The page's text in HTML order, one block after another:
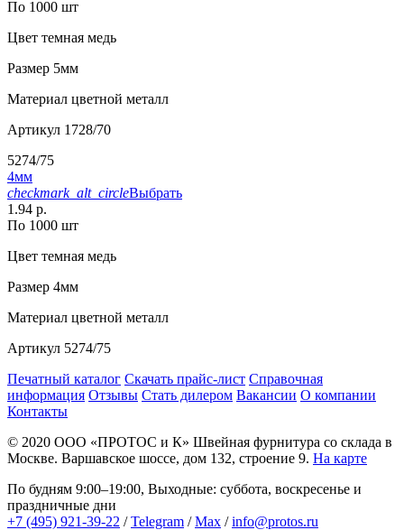
По 1000 шт
Цвет темная медь
Размер 5мм
Материал цветной металл
Артикул 1728/70
5274/75
4мм
checkmark_alt_circleВыбрать
1.94 р.
По 1000 шт
Цвет темная медь
Размер 4мм
Материал цветной металл
Артикул 5274/75
Печатный каталог Скачать прайс-лист Справочная
информация Отзывы Стать дилером Вакансии О компании
Контакты
© 2020 ООО «ПРОТОС и К» Швейная фурнитура со склада в
Москве. Варшавское шоссе, дом 132, строение 9. На карте
По будням 9:00–19:00, Выходные: суббота, воскресенье и
праздничные дни
+7 (495) 921-39-22 /Telegram /Max /info@protos.ru